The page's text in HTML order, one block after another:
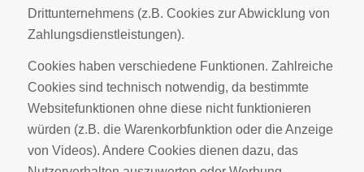
Drittunternehmens (z.B. Cookies zur Abwicklung von
Zahlungsdienstleistungen).
Cookies haben verschiedene Funktionen. Zahlreiche
Cookies sind technisch notwendig, da bestimmte
Websitefunktionen ohne diese nicht funktionieren
würden (z.B. die Warenkorbfunktion oder die Anzeige
von Videos). Andere Cookies dienen dazu, das